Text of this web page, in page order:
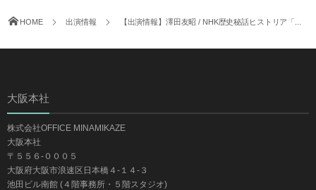
HOME 出演情報 【出演情報】澤田友昭 / NHK歴史秘話ヒストリア「...
大阪本社
株式会社OFFICE MINAMIKAZE
大阪本社
〒５５６-０００５
大阪府大阪市浪速区日本橋４-１４-３
池田ビル南館 (４階事務所・５階スタジオ)